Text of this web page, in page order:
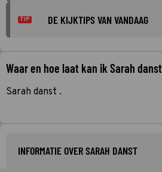
TIP DE KIJKTIPS VAN VANDAAG
Waar en hoe laat kan ik Sarah
Sarah danst .
INFORMATIE OVER SARAH DANST